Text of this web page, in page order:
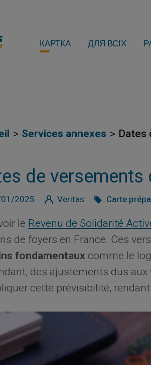
КАРТКА ДЛЯ ВСІХ
Services annexes Dates
de versements
2025 Veritas Carte
le Revenu de Solidarité
de foyers en France. Ces
fondamentauxcomme le
des ajustements dus aux
cette prévisibilité,